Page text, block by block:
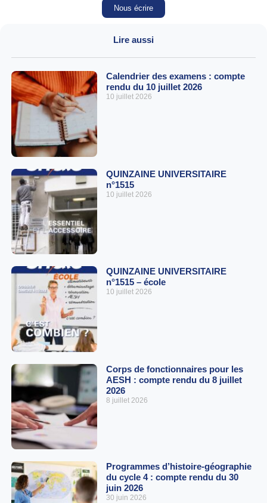
Nous écrire
Lire aussi
Calendrier des examens : compte
rendu du 10 juillet 2026
10 juillet 2026
QUINZAINE UNIVERSITAIRE
n°1515
10 juillet 2026
QUINZAINE UNIVERSITAIRE
n°1515 – école
10 juillet 2026
Corps de fonctionnaires pour les
AESH : compte rendu du 8 juillet
2026
8 juillet 2026
Programmes d’histoire-géographie
du cycle 4 : compte rendu du 30
juin 2026
30 juin 2026